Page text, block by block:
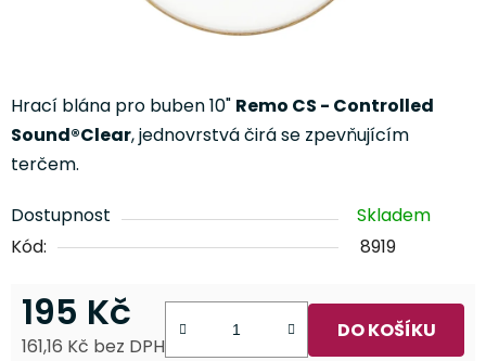
Hrací blána pro buben 10" Remo CS - Controlled
Sound®Clear, jednovrstvá čirá se zpevňujícím
terčem.
Dostupnost
Skladem
Kód:
8919
195 Kč
161,16 Kč bez DPH
DO KOŠÍKU